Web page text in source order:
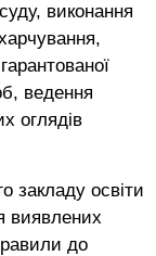
виконання
ведення
оглядів
закладу освіти
виявлених
до